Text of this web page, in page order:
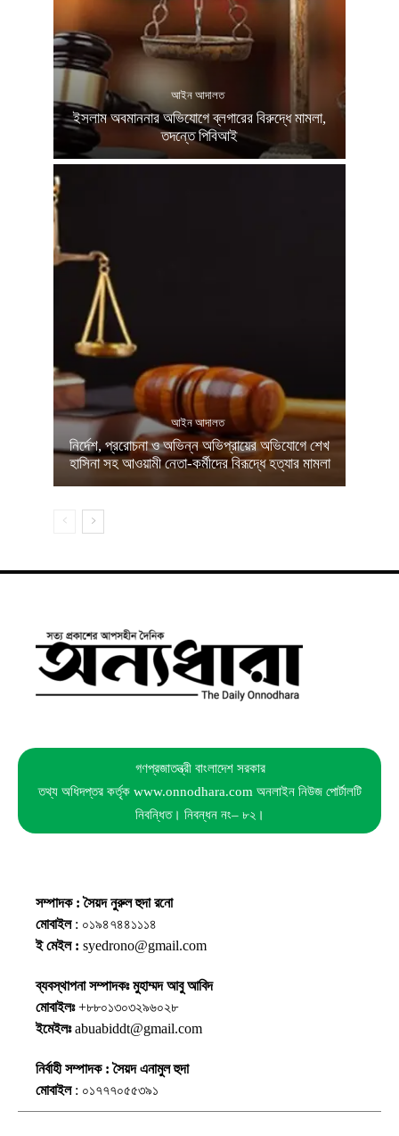
আইন আদালত
ইসলাম অবমাননার অভিযোগে ব্লগারের বিরুদ্ধে মামলা,
তদন্তে পিবিআই
আইন আদালত
নির্দেশ, প্ররোচনা ও অভিন্ন অভিপ্রায়ের অভিযোগে শেখ
হাসিনা সহ আওয়ামী নেতা-কর্মীদের বিরূদ্ধে হত্যার মামলা
গণপ্রজাতন্ত্রী বাংলাদেশ সরকার
তথ্য অধিদপ্তর কর্তৃক www.onnodhara.com অনলাইন নিউজ পোর্টালটি
নিবন্ধিত। নিবন্ধন নং– ৮২।
সম্পাদক : সৈয়দ নুরুল হুদা রনো
মোবাইল: ০১৯৪৭৪৪১১১৪
ই মেইল : syedrono@gmail.com
ব্যবস্থাপনা সম্পাদকঃ মুহাম্মদ আবু আবিদ
মোবাইলঃ+৮৮০১৩০৩২৯৬০২৮
ইমেইলঃabuabiddt@gmail.com
নির্বাহী সম্পাদক : সৈয়দ এনামুল হুদা
মোবাইল: ০১৭৭৭০৫৫৩৯১